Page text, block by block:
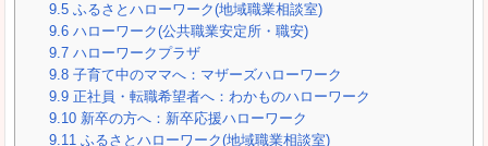
9.5 ふるさとハローワーク(地域職業相談室)
9.6 ハローワーク(公共職業安定所・職安)
9.7 ハローワークプラザ
9.8 子育て中のママへ：マザーズハローワーク
9.9 正社員・転職希望者へ：わかものハローワーク
9.10 新卒の方へ：新卒応援ハローワーク
9.11 ふるさとハローワーク(地域職業相談室)